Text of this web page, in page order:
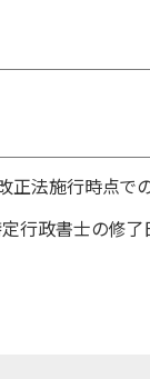
法施行時点で
政書士の修了